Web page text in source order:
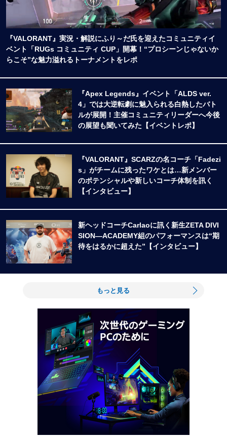
『VALORANT』実況・解説にふり～だ氏を迎えたコミュニティイ
ベント「RUGs コミュニティ CUP」開幕！“プロシーンじゃないか
らこそ”な魅力溢れるトーナメントをレポ
『Apex Legends』イベント「ALDS ver.
4」では大逆転劇に魅入られる白熱したバト
ルが展開！主催コミュニティリーダーへ今後
の展望も聞いてみた【イベントレポ】
『VALORANT』SCARZの名コーチ「Fadezi
s」がチームに残ったワケとは…新メンバー
のポテンシャルや新しいコーチ体制を訊く
【インタビュー】
新ヘッドコーチCarlaoに訊く新生ZETA DIVI
SION―ACADEMY組のパフォーマンスは“期
待をはるかに超えた”【インタビュー】
もっと見る